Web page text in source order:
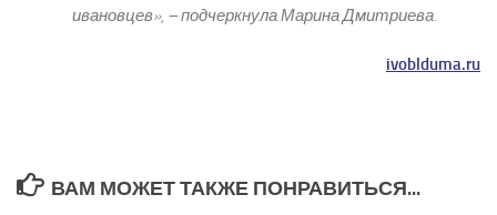
ивановцев», – подчеркнула Марина Дмитриева.
ivoblduma.ru
ВАМ МОЖЕТ ТАКЖЕ ПОНРАВИТЬСЯ...